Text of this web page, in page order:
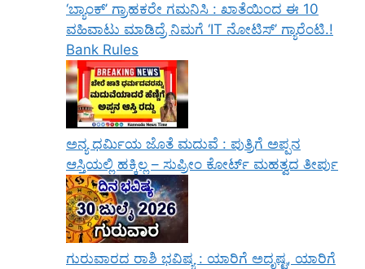
‘ಬ್ಯಾಂಕ್’ ಗ್ರಾಹಕರೇ ಗಮನಿಸಿ : ಖಾತೆಯಿಂದ ಈ 10
ವಹಿವಾಟು ಮಾಡಿದ್ರೆ ನಿಮಗೆ ‘IT ನೋಟಿಸ್’ ಗ್ಯಾರೆಂಟಿ.!
Bank Rules
ಅನ್ಯ ಧರ್ಮಿಯ ಜೊತೆ ಮದುವೆ : ಪುತ್ರಿಗೆ ಅಪ್ಪನ
ಆಸ್ತಿಯಲ್ಲಿ ಹಕ್ಕಿಲ್ಲ – ಸುಪ್ರೀಂ ಕೋರ್ಟ್ ಮಹತ್ವದ ತೀರ್ಪು
ಗುರುವಾರದ ರಾಶಿ ಭವಿಷ್ಯ : ಯಾರಿಗೆ ಅದೃಷ್ಟ, ಯಾರಿಗೆ